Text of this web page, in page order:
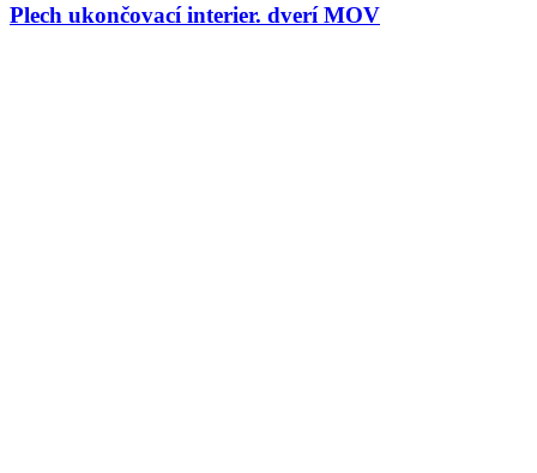
Plech ukončovací interier. dverí MOV